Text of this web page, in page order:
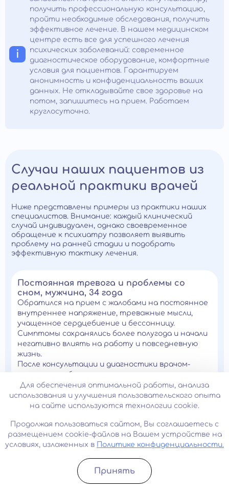
получить профессиональную консультацию,
пройти необходимые обследования, получить
эффективное лечение. В нашем медицинском
центре есть все для успешного лечения
психических заболеваний: современное
диагностическое оборудование, комфортные
условия для пациентов. Гарантируем
анонимность и конфиденциальность ваших
данных. Не откладывайте свое здоровье на
потом, запишитесь на прием. Работаем
круглосуточно.
Случаи наших пациентов из
реальной практики врачей
Ниже представлены примеры из практики наших
специалистов. Внимание: каждый клинический
случай индивидуален, однако своевременное
обращение к психиатру позволяет выявить
проблему на ранней стадии и подобрать
эффективную тактику лечения.
Постоянная тревога и проблемы со
сном, мужчина, 34 года
Обратился на прием с жалобами на постоянное
внутреннее напряжение, тревожные мысли,
учащенное сердцебиение и бессонницу.
Симптомы сохранялись более полугода и начали
негативно влиять на работу и повседневную
жизнь.
После консультации и диагностики врачом-
психиатром было выявлено тревожное
расстройство. Пациенту назначили
медикаментозную терапию и рекомендовали
курс психотерапии.
снизился уровень тревоги, нормализовался сон,
улучшилась концентрация внимания и общее
самочувствие.
Снижение настроения и потеря
Записатьcя
Для обеспечения оптимальной работы, анализа
использования и улучшения пользовательского опыта
на сайте используются технологии cookie.
Продолжая пользоваться сайтом, Вы соглашаетесь с
размещением cookie-файлов на Вашем устройстве на
условиях, изложенных в
Политике конфиденциальности.
Принять